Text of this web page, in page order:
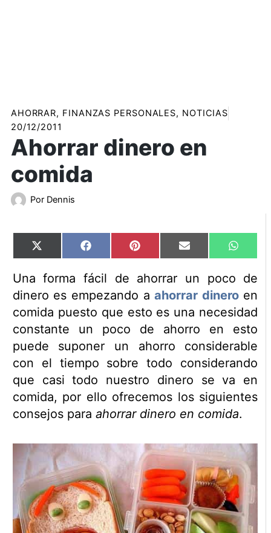
AHORRAR, FINANZAS PERSONALES, NOTICIAS
20/12/2011
Ahorrar dinero en
comida
Por Dennis
Compartir
en
X
(Twitter)
Compartir
en
Facebook Compartir
en
Pinterest Compartir
en
Email
en
Una forma fácil de ahorrar un poco de
dinero es empezando aahorrar dineroen
comida puesto que esto es una necesidad
constante un poco de ahorro en esto
puede suponer un ahorro considerable
con el tiempo sobre todo considerando
que casi todo nuestro dinero se va en
comida, por ello ofrecemos los siguientes
consejos para ahorrar dinero en comida.